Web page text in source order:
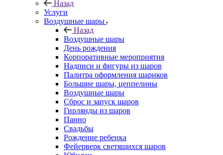
Назад
Услуги
Воздушные шары
Назад
Воздушные шары
День рождения
Корпоративные мероприятия
Надписи и фигуры из шаров
Палитра оформления шариков
Большие шары, цеппелины
Воздушные шары
Сброс и запуск шаров
Гирлянды из шаров
Панно
Свадьбы
Рождение ребенка
Фейерверк светящихся шаров